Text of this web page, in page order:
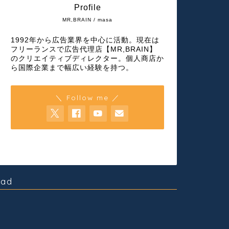
MR,BRAIN / masa
Profile
1992年から広告業界を中心に活動。現在は
フリーランスで広告代理店【MR,BRAIN】
のクリエイティブディレクター。個人商店か
ら国際企業まで幅広い経験を持つ。
＼ Follow me ／
ad